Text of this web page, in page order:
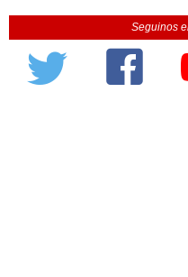
Seguinos